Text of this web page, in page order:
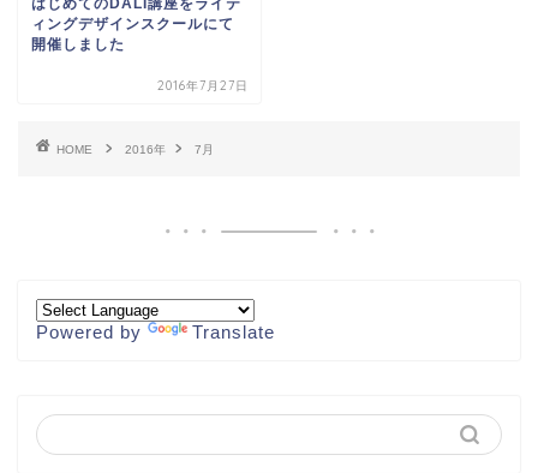
ィングデザインスクールにて
開催しました
2016年7月27日
HOME 2016年 7月
Powered by Translate